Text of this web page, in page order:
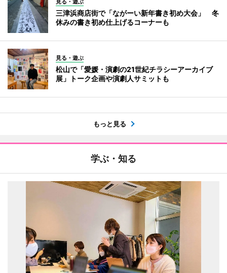
見る・遊ぶ
三津浜商店街で「ながーい新年書き初め大会」 冬
休みの書き初め仕上げるコーナーも
見る・遊ぶ
松山で「愛媛・演劇の21世紀チラシーアーカイブ
展」トーク企画や演劇人サミットも
もっと見る
学ぶ・知る